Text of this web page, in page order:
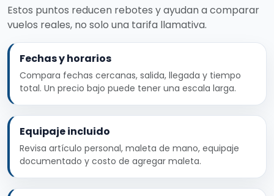
Estos puntos reducen rebotes y ayudan a comparar
vuelos reales, no solo una tarifa llamativa.
Fechas y horarios
Compara fechas cercanas, salida, llegada y tiempo
total. Un precio bajo puede tener una escala larga.
Equipaje incluido
Revisa artículo personal, maleta de mano, equipaje
documentado y costo de agregar maleta.